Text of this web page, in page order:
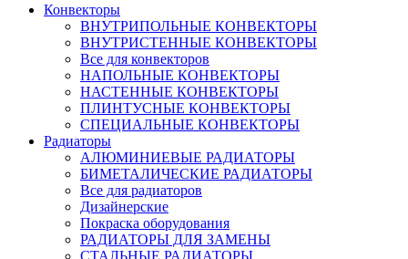
Конвекторы
ВНУТРИПОЛЬНЫЕ КОНВЕКТОРЫ
ВНУТРИСТЕННЫЕ КОНВЕКТОРЫ
Все для конвекторов
НАПОЛЬНЫЕ КОНВЕКТОРЫ
НАСТЕННЫЕ КОНВЕКТОРЫ
ПЛИНТУСНЫЕ КОНВЕКТОРЫ
СПЕЦИАЛЬНЫЕ КОНВЕКТОРЫ
Радиаторы
АЛЮМИНИЕВЫЕ РАДИАТОРЫ
БИМЕТАЛИЧЕСКИЕ РАДИАТОРЫ
Все для радиаторов
Дизайнерские
Покраска оборудования
РАДИАТОРЫ ДЛЯ ЗАМЕНЫ
СТАЛЬНЫЕ РАДИАТОРЫ